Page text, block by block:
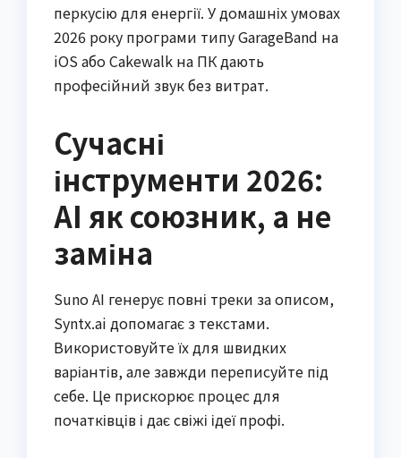
перкусію для енергії. У домашніх умовах
2026 року програми типу GarageBand на
iOS або Cakewalk на ПК дають
професійний звук без витрат.
Сучасні
інструменти 2026:
AI як союзник, а не
заміна
Suno AI генерує повні треки за описом,
Syntx.ai допомагає з текстами.
Використовуйте їх для швидких
варіантів, але завжди переписуйте під
себе. Це прискорює процес для
початківців і дає свіжі ідеї профі.